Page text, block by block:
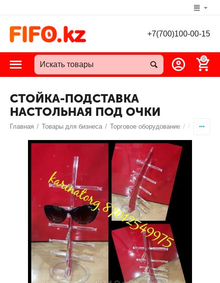
+7(700)100-00-15
0
СТОЙКА-ПОДСТАВКА
НАСТОЛЬНАЯ ПОД ОЧКИ
Главная / Товары для бизнеса / Торговое оборудование / Стойка